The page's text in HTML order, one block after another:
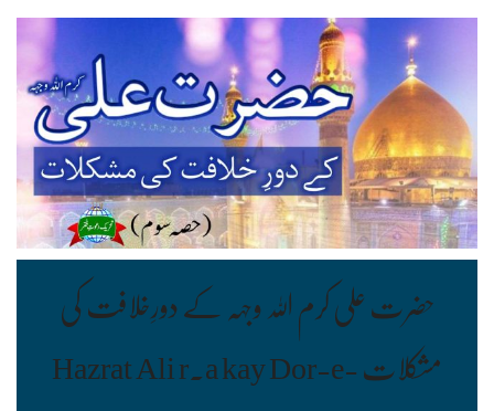
حضرت علی کرم اللہ وجہہ کے دورِخلافت کی
مشکلات Hazrat Ali r.a kay Dor-e-